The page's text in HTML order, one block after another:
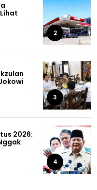
2
3
2026:
4